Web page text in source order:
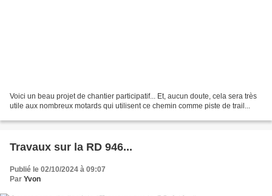
Voici un beau projet de chantier participatif... Et, aucun doute, cela sera très
utile aux nombreux motards qui utilisent ce chemin comme piste de trail...
Travaux sur la RD 946...
Publié le 02/10/2024 à 09:07
Par Yvon